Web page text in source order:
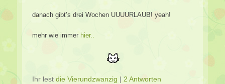
danach gibt’s drei Wochen UUUURLAUB! yeah!
mehr wie immer hier..
Ihr lest die Vierundzwanzig | 2 Antworten